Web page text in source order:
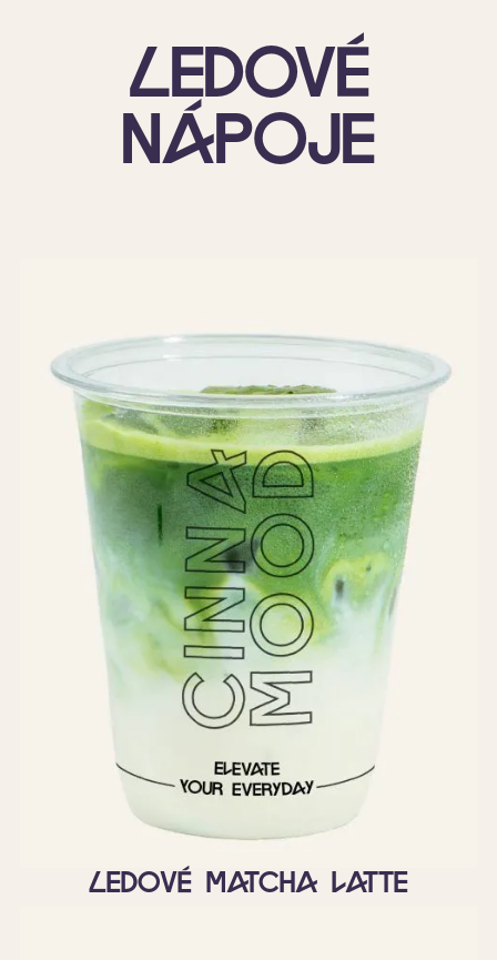
Ledové
nápoje
Ledové matcha latte